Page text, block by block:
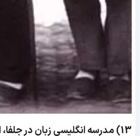
13) مدرسه انگلیسی زبان در